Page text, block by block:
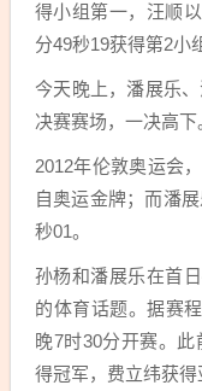
得小组第一，汪顺
分49秒19获得第2小
今天晚上，潘展乐
决赛赛场，一决高下
2012年伦敦奥运会
自奥运金牌；而潘
秒01。
孙杨和潘展乐在首
的体育话题。据赛
晚7时30分开赛。
得冠军，费立纬获得